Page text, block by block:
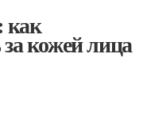
как
кожей лица